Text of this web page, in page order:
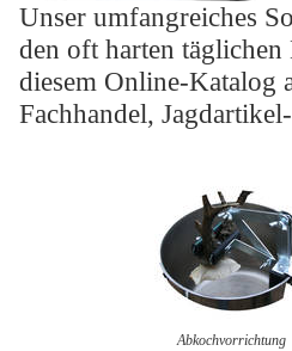
Unser umfangreiches
den oft harten
diesem Online-Katalog
Fachhandel,
Abkochvorrichtung